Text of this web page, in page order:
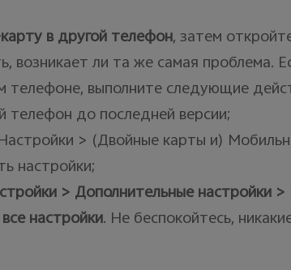
в другой телефон, затем
возникает ли та же самая проблема.
телефоне, выполните следующие
телефон до последней версии;
> (Двойные карты и)
настройки;
> Дополнительные настройки
настройки. Не беспокойтесь,